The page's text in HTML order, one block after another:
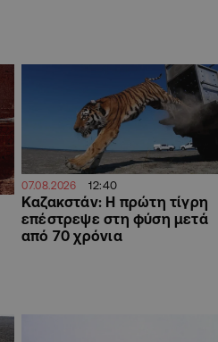
07.08.2026 12:40
Καζακστάν: Η πρώτη τίγρη
επέστρεψε στη φύση μετά
από 70 χρόνια